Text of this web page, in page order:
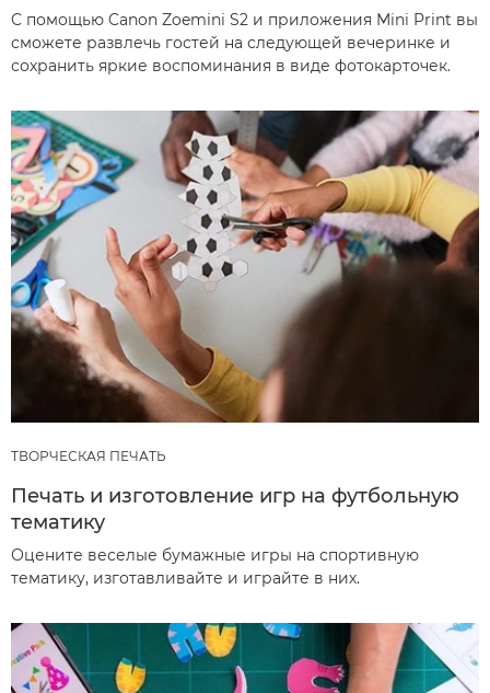
С помощью Canon Zoemini S2 и приложения Mini Print вы
сможете развлечь гостей на следующей вечеринке и
сохранить яркие воспоминания в виде фотокарточек.
ТВОРЧЕСКАЯ ПЕЧАТЬ
Печать и изготовление игр на футбольную
тематику
Оцените веселые бумажные игры на спортивную
тематику, изготавливайте и играйте в них.